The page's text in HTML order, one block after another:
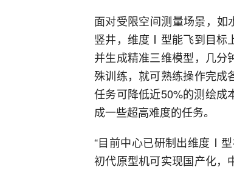
面对受限空间测量场景，
竖井，维度Ⅰ型能飞到目标
并生成精准三维模型，几分
殊训练，就可熟练操作完成
任务可降低近50%的测绘成
成一些超高难度的任务。
“目前中心已研制出维度Ⅰ
初代原型机可实现国产化，